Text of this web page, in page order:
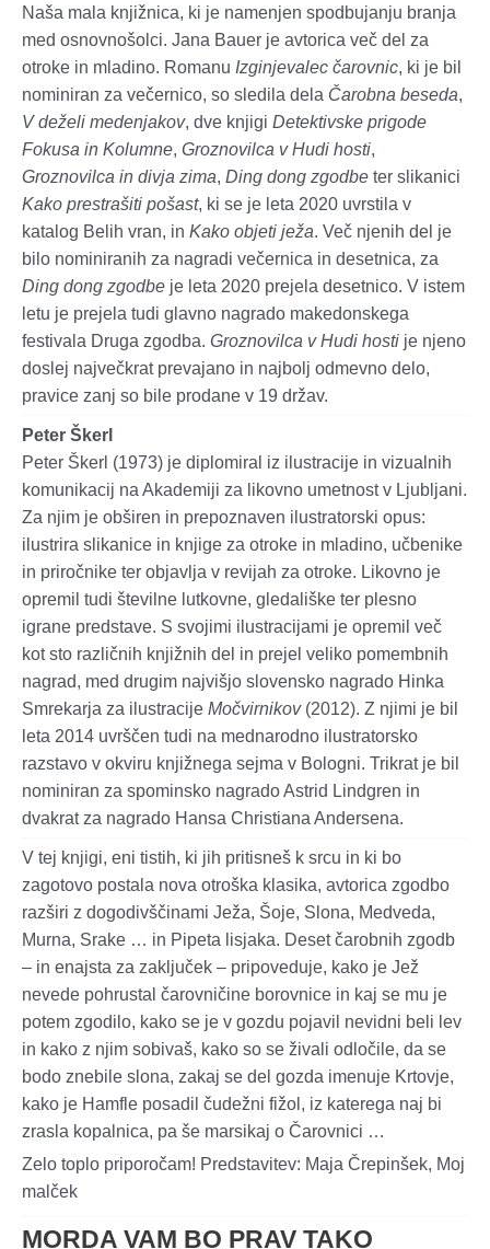
Naša mala knjižnica, ki je namenjen spodbujanju branja
med osnovnošolci. Jana Bauer je avtorica več del za
otroke in mladino. Romanu Izginjevalec čarovnic, ki je bil
nominiran za večernico, so sledila dela Čarobna beseda,
V deželi medenjakov, dve knjigi Detektivske prigode
Fokusa in Kolumne, Groznovilca v Hudi hosti,
Groznovilca in divja zima, Ding dong zgodbe ter slikanici
Kako prestrašiti pošast, ki se je leta 2020 uvrstila v
katalog Belih vran, in Kako objeti ježa. Več njenih del je
bilo nominiranih za nagradi večernica in desetnica, za
Ding dong zgodbe je leta 2020 prejela desetnico. V istem
letu je prejela tudi glavno nagrado makedonskega
festivala Druga zgodba. Groznovilca v Hudi hosti je njeno
doslej največkrat prevajano in najbolj odmevno delo,
pravice zanj so bile prodane v 19 držav.
Peter Škerl
Peter Škerl (1973) je diplomiral iz ilustracije in vizualnih
komunikacij na Akademiji za likovno umetnost v Ljubljani.
Za njim je obširen in prepoznaven ilustratorski opus:
ilustrira slikanice in knjige za otroke in mladino, učbenike
in priročnike ter objavlja v revijah za otroke. Likovno je
opremil tudi številne lutkovne, gledališke ter plesno
igrane predstave. S svojimi ilustracijami je opremil več
kot sto različnih knjižnih del in prejel veliko pomembnih
nagrad, med drugim najvišjo slovensko nagrado Hinka
Smrekarja za ilustracije Močvirnikov(2012). Z njimi je bil
leta 2014 uvrščen tudi na mednarodno ilustratorsko
razstavo v okviru knjižnega sejma v Bologni. Trikrat je bil
nominiran za spominsko nagrado Astrid Lindgren in
dvakrat za nagrado Hansa Christiana Andersena.
V tej knjigi, eni tistih, ki jih pritisneš k srcu in ki bo
zagotovo postala nova otroška klasika, avtorica zgodbo
razširi z dogodivščinami Ježa, Šoje, Slona, Medveda,
Murna, Srake … in Pipeta lisjaka. Deset čarobnih zgodb
– in enajsta za zaključek – pripoveduje, kako je Jež
nevede pohrustal čarovničine borovnice in kaj se mu je
potem zgodilo, kako se je v gozdu pojavil nevidni beli lev
in kako z njim sobivaš, kako so se živali odločile, da se
bodo znebile slona, zakaj se del gozda imenuje Krtovje,
kako je Hamfle posadil čudežni fižol, iz katerega naj bi
zrasla kopalnica, pa še marsikaj o Čarovnici …
Zelo toplo priporočam! Predstavitev: Maja Črepinšek, Moj
malček
MORDA VAM BO PRAV TAKO